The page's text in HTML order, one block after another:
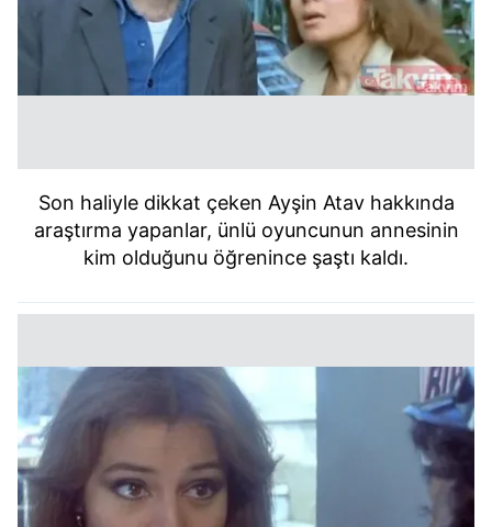
Son haliyle dikkat çeken Ayşin Atav hakkında
araştırma yapanlar, ünlü oyuncunun annesinin
kim olduğunu öğrenince şaştı kaldı.